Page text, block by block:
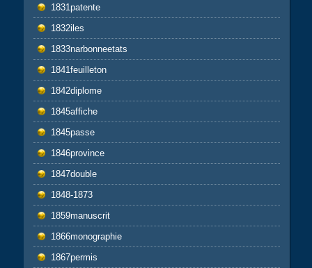
1831patente
1832iles
1833narbonneetats
1841feuilleton
1842diplome
1845affiche
1845passe
1846province
1847double
1848-1873
1859manuscrit
1866monographie
1867permis